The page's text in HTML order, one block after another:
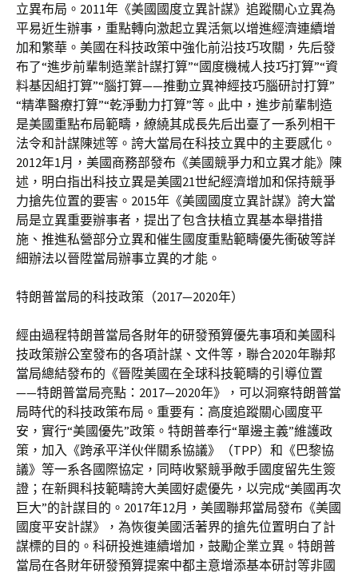
立異布局。2011年《美國國度立異計謀》追蹤關心立異為
平易近生辦事，重點轉向激起立異活氣以增進經濟連續增
加和繁華。美國在科技政策中強化前沿技巧攻關，先后發
布了“進步前輩制造業計謀打算”“國度機械人技巧打算”“資
料基因組打算”“腦打算——推動立異神經技巧腦研討打算”
“精準醫療打算”“乾淨動力打算”等。此中，進步前輩制造
是美國重點布局範疇，繚繞其成長先后出臺了一系列相干
法令和計謀陳述等。誇大當局在科技立異中的主要感化。
2012年1月，美國商務部發布《美國競爭力和立異才能》陳
述，明白指出科技立異是美國21世紀經濟增加和保持競爭
力搶先位置的要害。2015年《美國國度立異計謀》誇大當
局是立異重要辦事者，提出了包含扶植立異基本舉措措
施、推進私營部分立異和催生國度重點範疇優先衝破等詳
細辦法以晉陞當局辦事立異的才能。
特朗普當局的科技政策（2017—2020年）
經由過程特朗普當局各財年的研發預算優先事項和美國科
技政策辦公室發布的各項計謀、文件等，聯合2020年聯邦
當局總結發布的《晉陞美國在全球科技範疇的引導位置
——特朗普當局亮點：2017—2020年》，可以洞察特朗普當
局時代的科技政策布局。重要有：高度追蹤關心國度平
安，實行“美國優先”政策。特朗普奉行“單邊主義”維護政
策，加入《跨承平洋伙伴關系協議》（TPP）和《巴黎協
議》等一系各國際協定，同時收緊競爭敵手國度留先生簽
證；在新興科技範疇誇大美國好處優先，以完成“美國再次
巨大”的計謀目的。2017年12月，美國聯邦當局發布《美國
國度平安計謀》，為恢復美國活著界的搶先位置明白了計
謀標的目的。科研投進連續增加，鼓勵企業立異。特朗普
當局在各財年研發預算提案中都主意增添基本研討等非國